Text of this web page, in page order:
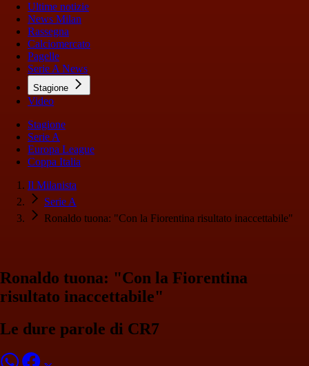
Ultime notizie
News Milan
Rassegna
Calciomercato
Pagelle
Serie A News
Stagione
Video
Stagione
Serie A
Europa League
Coppa Italia
Il Milanista
Serie A
Ronaldo tuona: "Con la Fiorentina risultato inaccettabile"
Ronaldo tuona: "Con la Fiorentina
risultato inaccettabile"
Le dure parole di CR7